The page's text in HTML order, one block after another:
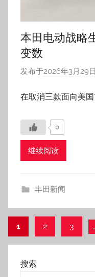
本田电动战略
变数
发布于2026年3月29日
在取消三款面向美
0
继续阅读
丰田新闻
文
章
1 2 3
搜索